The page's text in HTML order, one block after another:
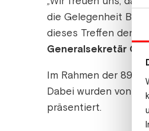
die Gelegenheit
dieses Treffen den
Generalsekretär
Im Rahmen der 89.
Dabei wurden von
präsentiert.